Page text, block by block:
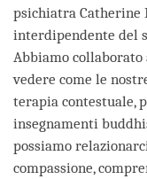
psichiatra Catherine
interdipendente del
Abbiamo
vedere come le
terapia contestuale,
insegnamenti
possiamo
compassione,